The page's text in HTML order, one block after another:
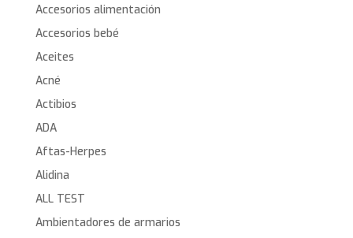
Accesorios alimentación
Accesorios bebé
Aceites
Acné
Actibios
ADA
Aftas-Herpes
Alidina
ALL TEST
Ambientadores de armarios